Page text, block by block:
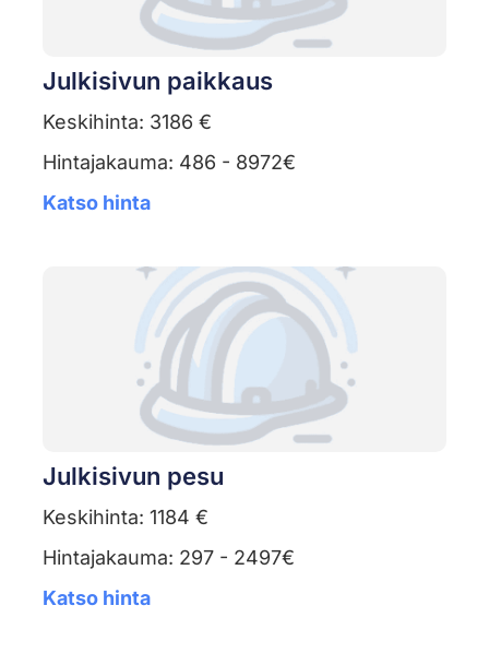
Julkisivun paikkaus
Keskihinta: 3186 €
Hintajakauma: 486 - 8972€
Katso hinta
Julkisivun pesu
Keskihinta: 1184 €
Hintajakauma: 297 - 2497€
Katso hinta